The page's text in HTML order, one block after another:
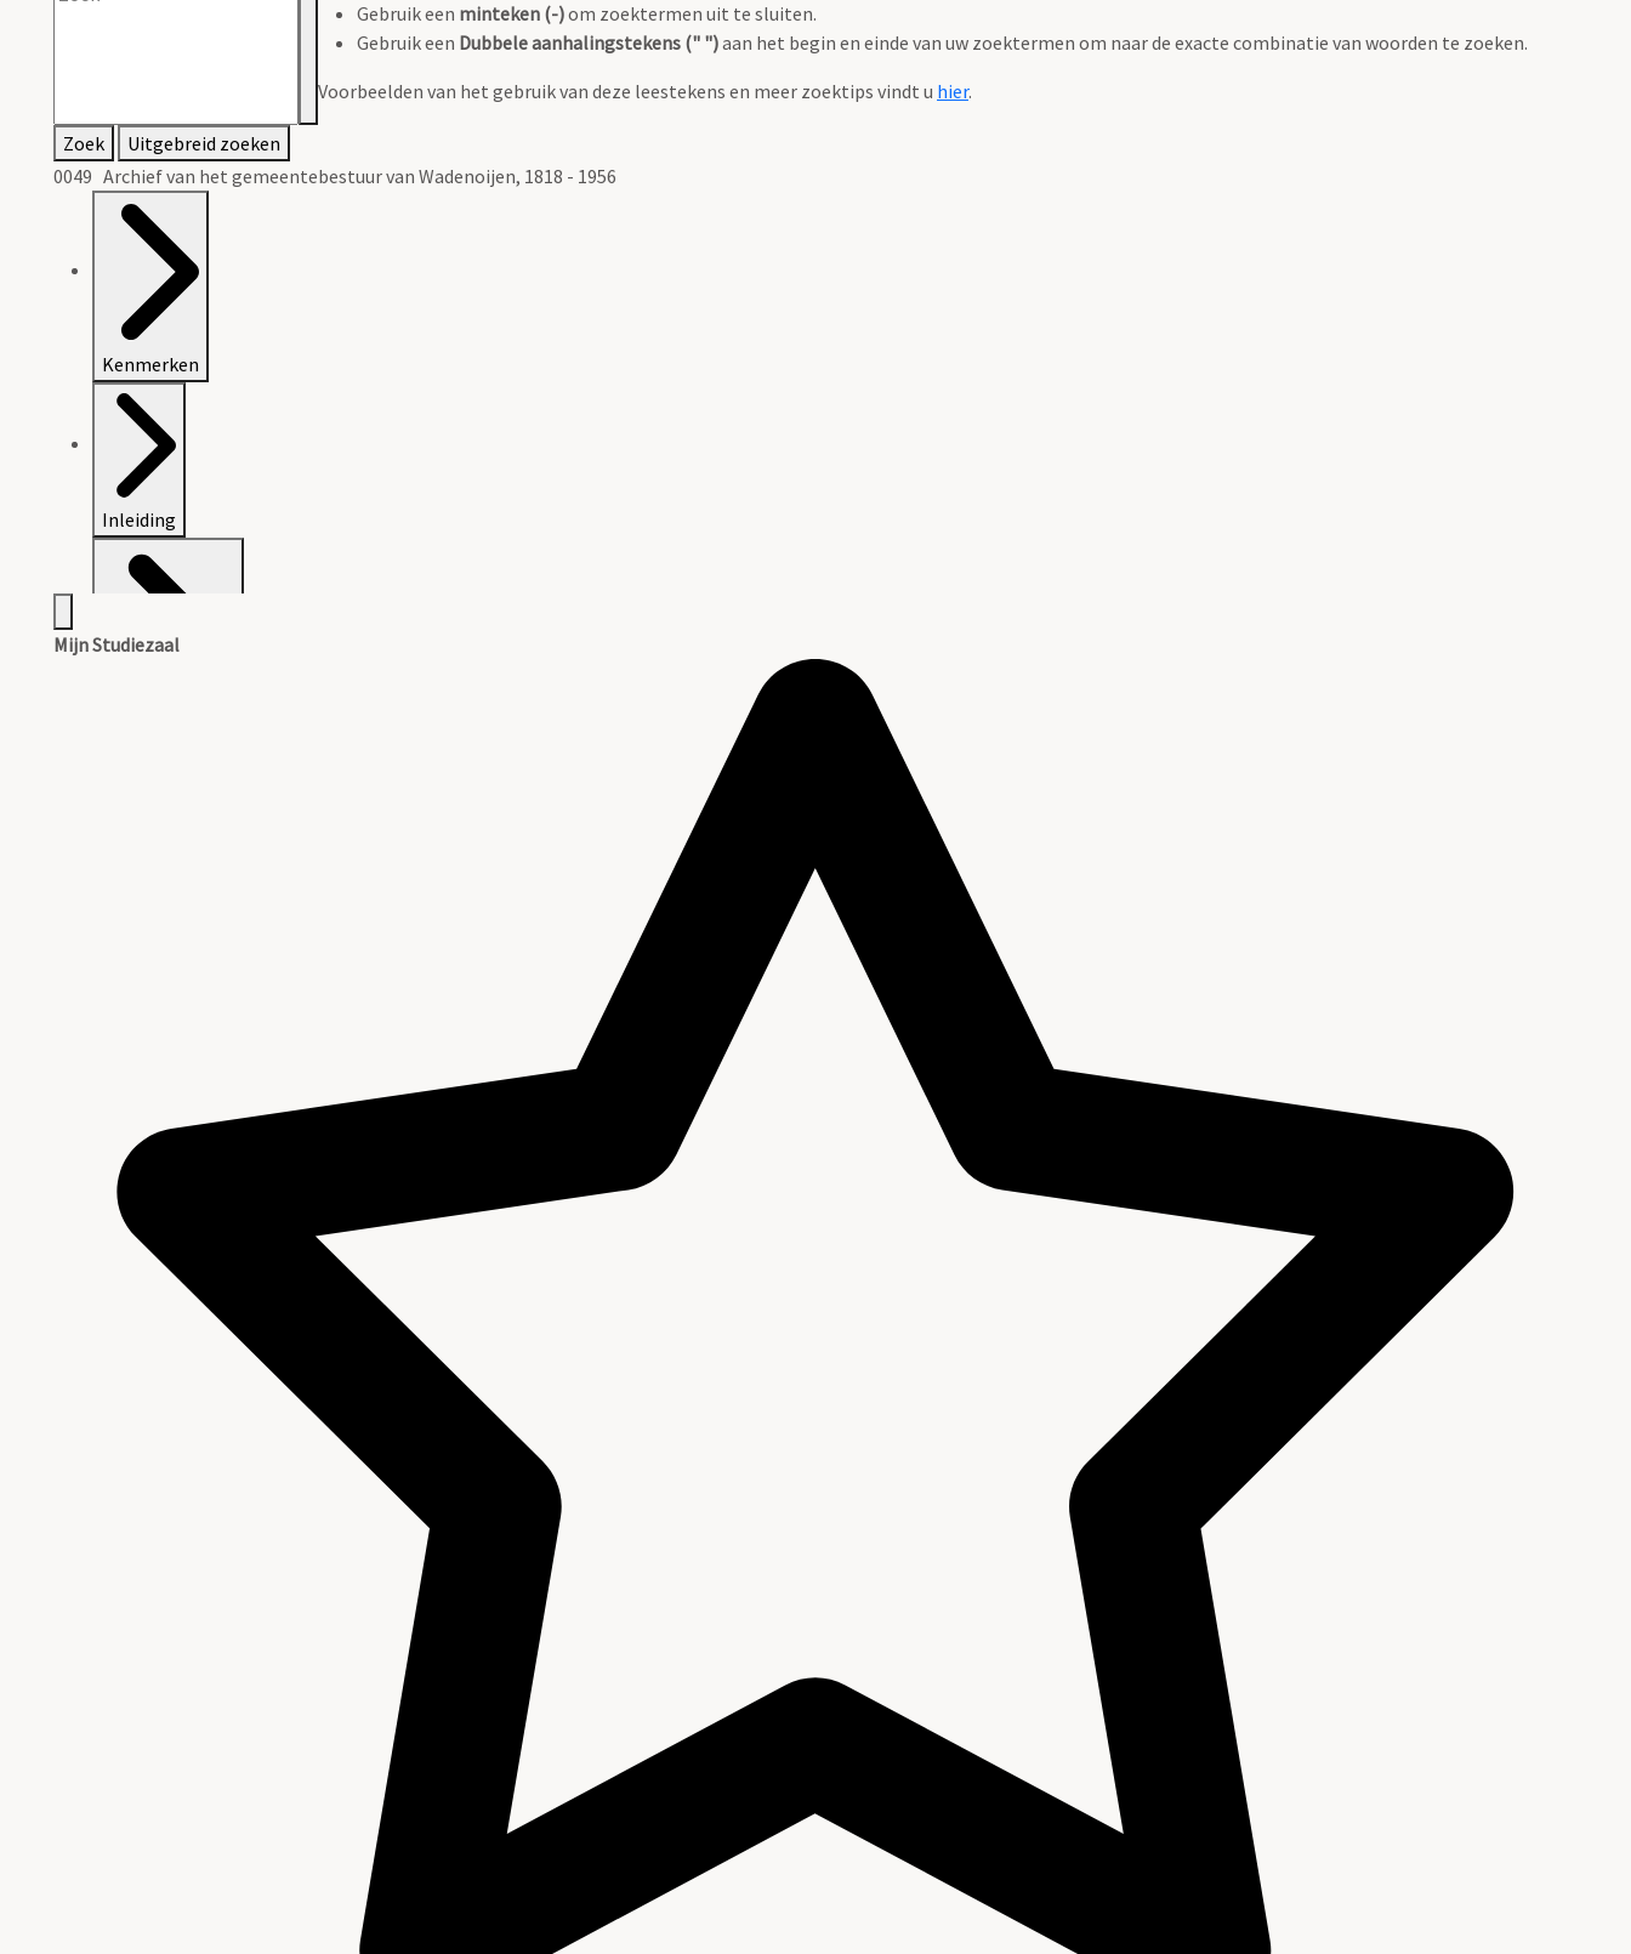
Gebruik een minteken (-)om zoektermen uit te sluiten.
Gebruik een Dubbele aanhalingstekens (" ")aan het begin en einde van uw zoektermen om naar de exacte combinatie van woorden te zoeken.
Voorbeelden van het gebruik van deze leestekens en meer zoektips vindt u hier.
Zoek
Uitgebreid zoeken
0049 Archief van het gemeentebestuur van Wadenoijen, 1818 - 1956
Kenmerken
Inleiding
Mijn Studiezaal